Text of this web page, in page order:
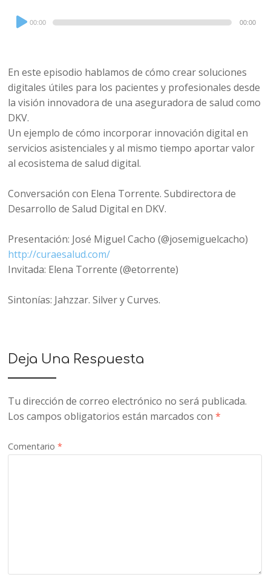
Audio
Player
00:00 00:00
En este episodio hablamos de cómo crear soluciones
digitales útiles para los pacientes y profesionales desde
la visión innovadora de una aseguradora de salud como
DKV.
Un ejemplo de cómo incorporar innovación digital en
servicios asistenciales y al mismo tiempo aportar valor
al ecosistema de salud digital.
Conversación con Elena Torrente. Subdirectora de
Desarrollo de Salud Digital en DKV.
Presentación: José Miguel Cacho (@josemiguelcacho)
http://curaesalud.com/
Invitada: Elena Torrente (@etorrente)
Sintonías: Jahzzar. Silver y Curves.
Deja Una Respuesta
Tu dirección de correo electrónico no será publicada.
Los campos obligatorios están marcados con*
Comentario*